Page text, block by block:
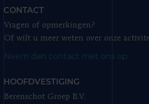
CONTACT
Vragen of opmerkingen?
Of wilt u meer weten over onze
Neem dan contact met ons op.
HOOFDVESTIGING
Berenschot Groep B.V.